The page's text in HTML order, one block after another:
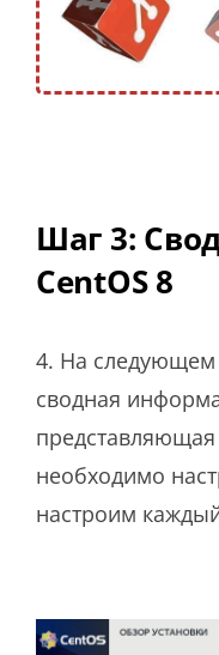
Шаг 3:
CentOS 8
4. На следующем
сводная
необходимо
настроим